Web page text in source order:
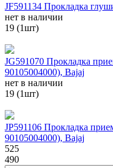
JF591134 Прокладка
нет в наличии
19 (1шт)
JG591070 Прокладка
90105004000), Bajaj
нет в наличии
19 (1шт)
JP591106 Прокладка
90105004000), Bajaj
525
490